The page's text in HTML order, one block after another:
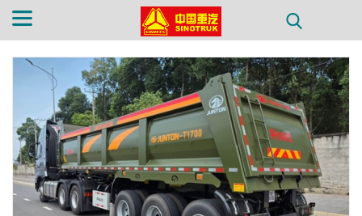
TRANG CHỦ GIỚI THIỆU SẢN PHẨM
PHỤ TÙNG TIN TỨC LIÊN HỆ